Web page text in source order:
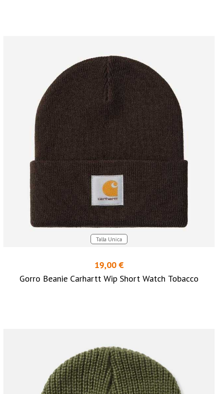
Talla Unica
19,00 €
Gorro Beanie Carhartt Wip Short Watch Tobacco